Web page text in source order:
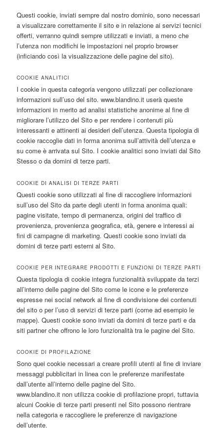
Questi cookie, inviati sempre dal nostro dominio, sono necessari
a visualizzare correttamente il sito e in relazione ai servizi tecnici
offerti, verranno quindi sempre utilizzati e inviati, a meno che
l’utenza non modifichi le impostazioni nel proprio browser
(inficiando così la visualizzazione delle pagine del sito).
COOKIE ANALITICI
I cookie in questa categoria vengono utilizzati per collezionare
informazioni sull’uso del sito. www.blandino.it userà queste
informazioni in merito ad analisi statistiche anonime al fine di
migliorare l’utilizzo del Sito e per rendere i contenuti più
interessanti e attinenti ai desideri dell’utenza. Questa tipologia di
cookie raccoglie dati in forma anonima sull’attività dell’utenza e
su come è arrivata sul Sito. I cookie analitici sono inviati dal Sito
Stesso o da domini di terze parti.
COOKIE DI ANALISI DI TERZE PARTI
Questi cookie sono utilizzati al fine di raccogliere informazioni
sull’uso del Sito da parte degli utenti in forma anonima quali:
pagine visitate, tempo di permanenza, origini del traffico di
provenienza, provenienza geografica, età, genere e interessi ai
fini di campagne di marketing. Questi cookie sono inviati da
domini di terze parti esterni al Sito.
COOKIE PER INTEGRARE PRODOTTI E FUNZIONI DI TERZE PARTI
Questa tipologia di cookie integra funzionalità sviluppate da terzi
all’interno delle pagine del Sito come le icone e le preferenze
espresse nei social network al fine di condivisione dei contenuti
del sito o per l’uso di servizi di terze parti (come ad esempio le
mappe). Questi cookie sono inviati da domini di terze parti e da
siti partner che offrono le loro funzionalità tra le pagine del Sito.
COOKIE DI PROFILAZIONE
Sono quei cookie necessari a creare profili utenti al fine di inviare
messaggi pubblicitari in linea con le preferenze manifestate
dall’utente all’interno delle pagine del Sito.
www.blandino.it non utilizza cookie di profilazione propri, tuttavia
alcuni Cookie di terze parti presenti nel Sito possono rientrare
nella categoria e raccogliere le preferenze di navigazione
dell’utente.